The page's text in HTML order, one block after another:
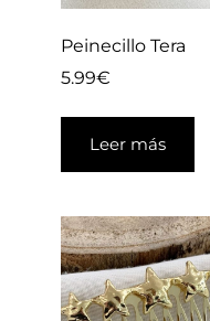
Peinecillo Tera
5.99€
Leer más